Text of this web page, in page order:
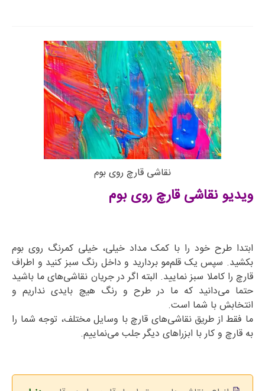
نقاشی قارچ روی بوم
ویدیو نقاشی قارچ روی بوم
ابتدا طرح خود را با کمک مداد خیلی، خیلی کمرنگ روی بوم
بکشید. سپس یک قلم‌مو بردارید و داخل رنگ سبز کنید و اطراف
قارچ را کاملا سبز نمایید. البته اگر در جریان نقاشی‌های ما باشید
حتما می‌دانید که ما در طرح و رنگ هیچ بایدی نداریم و
انتخابش با شما است.
ما فقط از طریق نقاشی‌های قارچ با وسایل مختلف، توجه شما را
به قارچ و کار با ابزراهای دیگر جلب می‌نماییم.